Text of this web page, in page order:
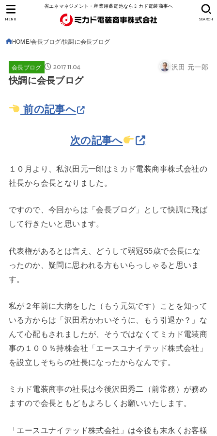
省エネマネジメント・産業用蓄電池ならミカド電装商事へ
SEARCH
MENU
HOME 会長ブログ 快調に会長ブログ
会長ブログ 2017.11.04 沢田 元一郎
快調に会長ブログ
前の記事へ
次の記事へ
１０月より、私沢田元一郎はミカド電装商事株式会社の
社長から会長となりました。
ですので、今回からは「会長ブログ」として快調に飛ば
して行きたいと思います。
代表権があるとは言え、どうして弱冠55歳で会長にな
ったのか、疑問に思われる方もいらっしゃると思いま
す。
私が２年前に大病をした（もう元気です）ことを知って
いる方からは「沢田君かわいそうに、もう引退か？」な
んて心配もされましたが、そうではなくてミカド電装商
事の１００％持株会社「エースユナイテッド株式会社」
を設立しそちらの社長になったからなんです。
ミカド電装商事の社長は今後沢田秀二（前常務）が務め
ますので会長ともどもよろしくお願いいたします。
「エースユナイテッド株式会社」は今後も末永くお客様